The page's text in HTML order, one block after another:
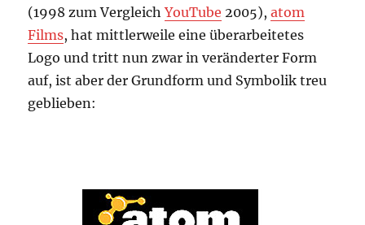
(1998 zum VergleichYouTube 2005),atom
Films, hat mittlerweile eine überarbeitetes
Logo und tritt nun zwar in veränderter Form
auf, ist aber der Grundform und Symbolik treu
geblieben: